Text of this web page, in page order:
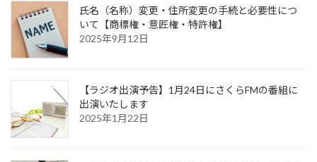
氏名（名称）変更・住所変更の手続と必要性につ
いて【商標権・意匠権・特許権】
2025年9月12日
【ラジオ出演予告】1月24日にさくらFMの番組に
出演いたします
2025年1月22日